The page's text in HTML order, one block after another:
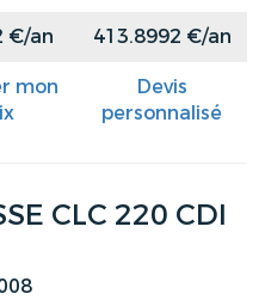
€/an 413.8992 €/an
mon
Devis
personnalisé
CLC 220 CDI